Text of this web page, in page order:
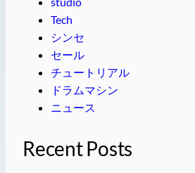
Tech
シンセ
セール
チュートリアル
ドラムマシン
ニュース
Recent Posts